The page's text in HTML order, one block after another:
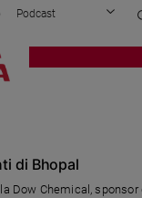
Podcast
di Bhopal
Dow Chemical, sponsor